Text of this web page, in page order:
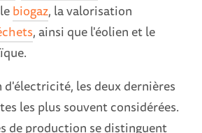
biogaz, la valorisation
, ainsi que l'éolien et le
les deux dernières
les plus souvent considérées.
de production se distinguent